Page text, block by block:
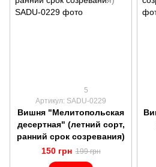
5
Артикул: SADU-0229
Вишня "Мелитопольская
десертная" (летний сорт,
ранний срок созревания)
150 грн 199 грн